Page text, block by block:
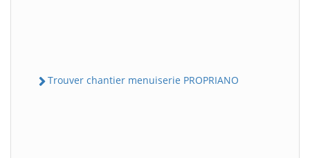
Trouver chantier menuiserie PROPRIANO